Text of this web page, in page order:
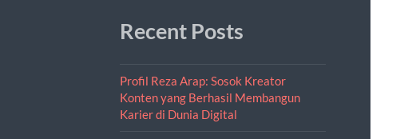
Recent Posts
Profil Reza Arap: Sosok Kreator
Konten yang Berhasil Membangun
Karier di Dunia Digital